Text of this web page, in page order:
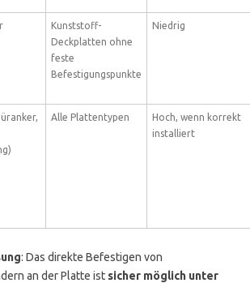
Kunststoff-
Deckplatten ohne
feste
Befestigungspunkte
Niedrig
Alle Plattentypen
Hoch, wenn korrekt
installiert
: Das direkte Befestigen von
an der Platte ist sicher möglich unter